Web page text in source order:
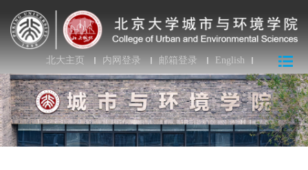
北大主页 内网登录 邮箱登录 English